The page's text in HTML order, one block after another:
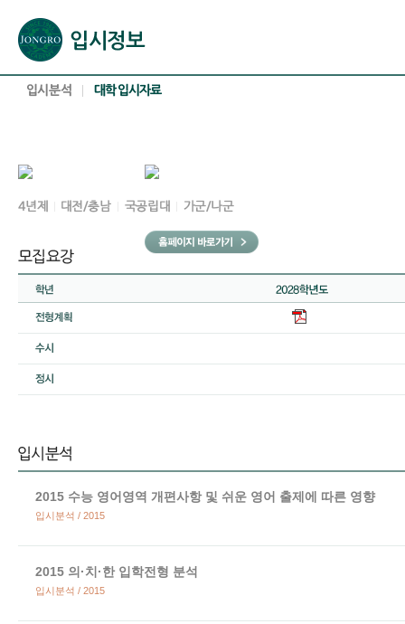
2015 수능 영어영역 개편사항 및 쉬운 영어 출제에 따른 영향
입시분석 / 2015
2015 의·치·한 입학전형 분석
입시분석 / 2015